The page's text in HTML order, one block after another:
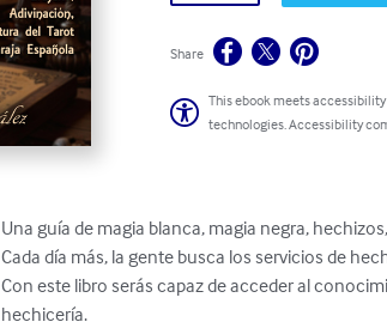
Share
This ebook meets
technologies. Accessibility
Una guía de magia blanca, magia negra,
Cada día más, la gente busca los servicios de
Con este libro serás capaz de acceder al
hechicería.